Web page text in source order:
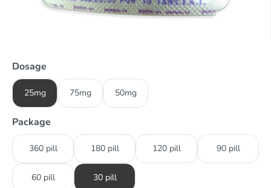
Dosage
25mg 75mg 50mg
Package
360 pill 180 pill 120 pill 90 pill
60 pill 30 pill